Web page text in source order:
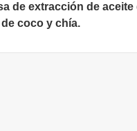
de extracción de
coco y chía.